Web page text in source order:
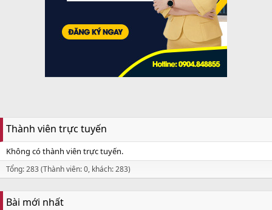
Thành viên trực tuyến
Không có thành viên trực tuyến.
Tổng: 283 (Thành viên: 0, khách: 283)
Bài mới nhất